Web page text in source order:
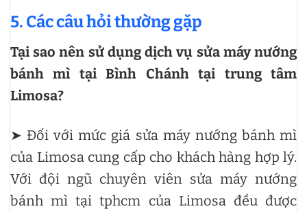
5. Các câu hỏi thường gặp
Tại sao nên sử dụng dịch vụ sửa máy nướng
bánh mì tại Bình Chánh tại trung tâm
Limosa?
➤ Đối với mức giá sửa máy nướng bánh mì
của Limosa cung cấp cho khách hàng hợp lý.
Với đội ngũ chuyên viên sửa máy nướng
bánh mì tại tphcm của Limosa đều được